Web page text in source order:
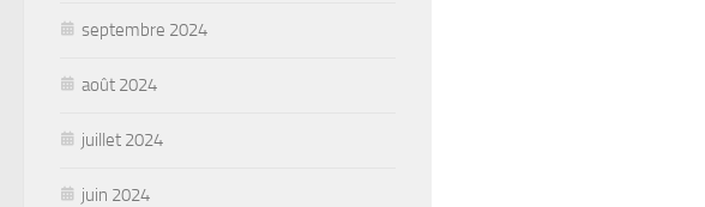
septembre 2024
août 2024
juillet 2024
juin 2024